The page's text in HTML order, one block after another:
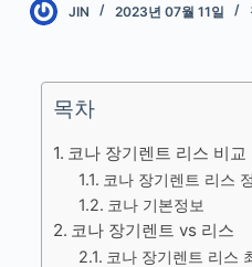
JIN 2023년 07월 11일
목차
코나 장기렌트 리스 비교
코나 장기렌트 리스
코나 기본정보
코나 장기렌트 vs 리스
코나 장기렌트 리스